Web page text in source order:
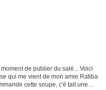
de publier du salé... Voici
qui me vient de mon amie Ratiba
cette soupe, c'é tait une